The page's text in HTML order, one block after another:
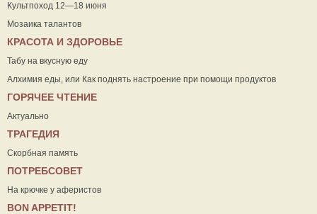
Культпоход 12—18 июня
Мозаика талантов
КРАСОТА И ЗДОРОВЬЕ
Табу на вкусную еду
Алхимия еды, или Как поднять настроение при помощи продуктов
ГОРЯЧЕЕ ЧТЕНИЕ
Актуально
ТРАГЕДИЯ
Скорбная память
ПОТРЕБСОВЕТ
На крючке у аферистов
ВON APPETIT!